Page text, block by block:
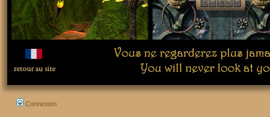
Connexion